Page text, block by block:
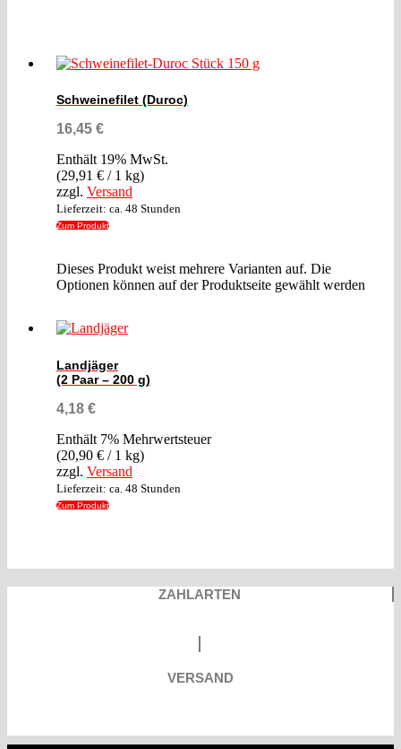
Schweinefilet (Duroc)
16,45 €
Enthält 19% MwSt.
(29,91 € / 1 kg)
zzgl. Versand
Lieferzeit: ca. 48 Stunden
Zum Produkt
Dieses Produkt weist mehrere Varianten auf. Die
Optionen können auf der Produktseite gewählt werden
Landjäger
(2 Paar – 200 g)
4,18 €
Enthält 7% Mehrwertsteuer
(20,90 € / 1 kg)
zzgl. Versand
Lieferzeit: ca. 48 Stunden
Zum Produkt
ZAHLARTEN
VERSAND